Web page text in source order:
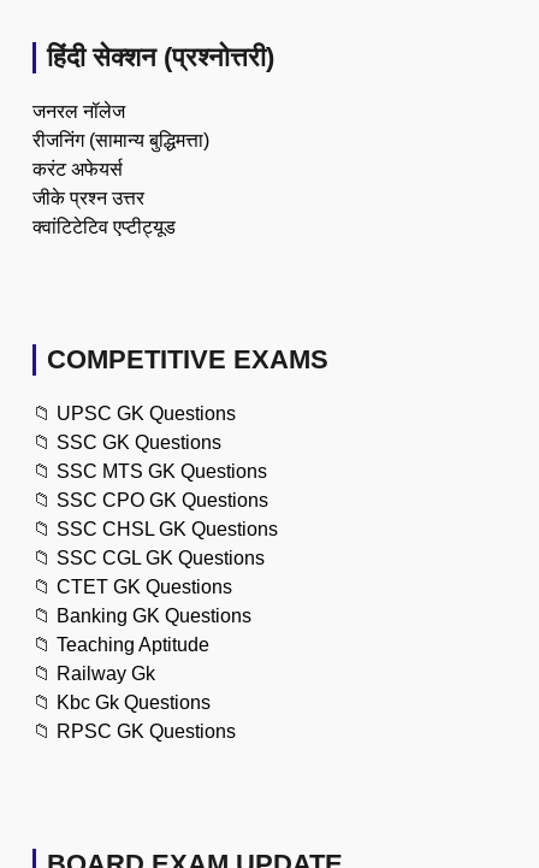
हिंदी सेक्शन (प्रश्नोत्तरी)
जनरल नॉलेज
रीजनिंग (सामान्य बुद्धिमत्ता)
करंट अफेयर्स
जीके प्रश्न उत्तर
क्वांटिटेटिव एप्टीट्यूड
COMPETITIVE EXAMS
📁 UPSC GK Questions
📁 SSC GK Questions
📁 SSC MTS GK Questions
📁 SSC CPO GK Questions
📁 SSC CHSL GK Questions
📁 SSC CGL GK Questions
📁 CTET GK Questions
📁 Banking GK Questions
📁 Teaching Aptitude
📁 Railway Gk
📁 Kbc Gk Questions
📁 RPSC GK Questions